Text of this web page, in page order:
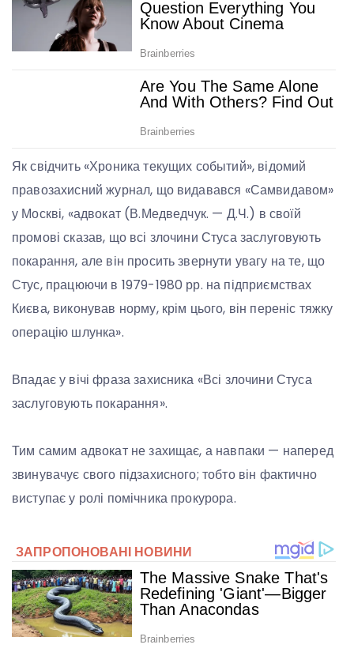
Як свідчить «Хроника текущих событий», відомий
правозахисний журнал, що видавався «Самвидавом»
у Москві, «адвокат (В.Медведчук. — Д.Ч.) в своїй
промові сказав, що всі злочини Стуса заслуговують
покарання, але він просить звернути увагу на те, що
Стус, працюючи в 1979-1980 рр. на підприємствах
Києва, виконував норму, крім цього, він переніс тяжку
операцію шлунка».
Впадає у вічі фраза захисника «Всі злочини Стуса
заслуговують покарання».
Тим самим адвокат не захищає, а навпаки — наперед
звинувачує свого підзахисного; тобто він фактично
виступає у ролі помічника прокурора.